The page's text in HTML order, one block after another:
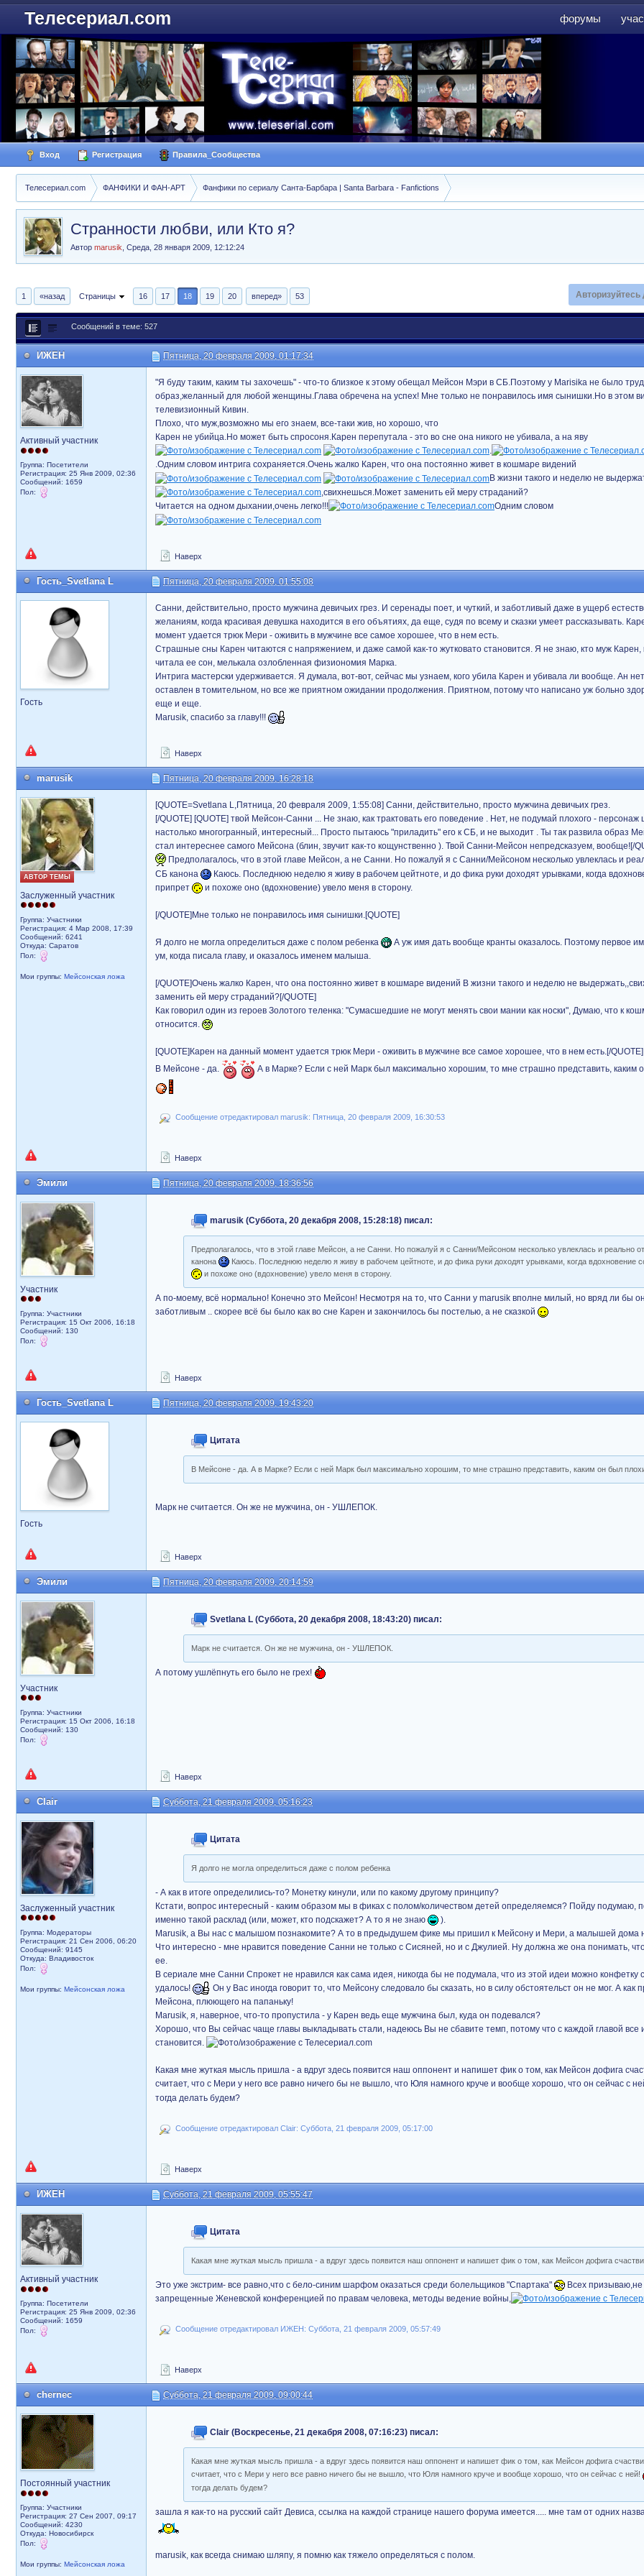
форумы
Телесериал.com
Вход Регистрация Правила_Сообщества
Телесериал.com ФАНФИКИ И ФАН-АРТ Фанфики по сериалу Санта-Барбара | Santa Barbara - Fanfictions
Странности любви, или Кто я?
Автор marusik Среда, 28 января 2009, 12:12:24
1 «назад Страницы 16 17 18 19 20 вперед» 53 Авторизуйтесь
Сообщений в теме: 527
ИЖЕН Пятница, 20 февраля 2009, 01:17:34
Активный участник
Группа: Посетители
Регистрация: 25 Янв 2009, 02:36
Сообщений: 1659
Пол:
"Я буду таким, каким ты захочешь" - что-то близкое к этому обещал Мейсон Мэри в СБ.Поэтому у Marisika не было
образ,желанный для любой женщины.Глава обречена на успех! Мне только не понравилось имя сынишки.Но в этом
телевизионный Кивин.
Плохо, что муж,возможно мы его знаем, все-таки жив, но хорошо, что
Карен не убийца.Но может быть спросоня.Карен перепутала - это во сне она никого не убивала, а на яву
.
.Одним словом интрига сохраняется.Очень жалко Карен, что она постоянно живет в кошмаре видений
В жизни такого и неделю не
,свихнешься.Может заменить ей меру страданий?
Читается на одном дыхании,очень легко!!!
Одним словом
Наверх
Гость_Svetlana L Пятница, 20 февраля 2009, 01:55:08
Гость
Санни, действительно, просто мужчина девичьих грез. И серенады поет, и чуткий, и заботливый даже в ущерб
желаниям, когда красивая девушка находится в его объятиях, да еще, судя по всему и сказки умеет рассказывать.
момент удается трюк Мери - оживить в мужчине все самое хорошее, что в нем есть.
Страшные сны Карен читаются с напряжением, и даже самой как-то жутковато становится. Я не знаю, кто муж Карен,
читала ее сон, мелькала озлобленная физиономия Марка.
Интрига мастерски удерживается. Я думала, вот-вот, сейчас мы узнаем, кого убила Карен и убивала ли вообще. Ан
оставлен в томительном, но все же приятном ожидании продолжения. Приятном, потому что написано уж больно
еще и еще.
Marusik, спасибо за главу!!!
Наверх
marusik Пятница, 20 февраля 2009, 16:28:18
АВТОР ТЕМЫ
Заслуженный участник
Группа: Участники
Регистрация: 4 Мар 2008, 17:39
Сообщений: 6241
Откуда: Саратов
Пол:
Мои группы: Мейсонская ложа
[QUOTE=Svetlana L,Пятница, 20 февраля 2009, 1:55:08] Санни, действительно, просто мужчина девичьих грез.
[/QUOTE] [QUOTE] твой Мейсон-Санни ... Не знаю, как трактовать его поведение . Нет, не подумай плохого -
настолько многогранный, интересный... Просто пытаюсь "приладить" его к СБ, и не выходит . Ты так развила образ
стал интереснее самого Мейсона (блин, звучит как-то кощунственно ). Твой Санни-Мейсон непредсказуем, вообще![/
Предполагалось, что в этой главе Мейсон, а не Санни. Но пожалуй я с Санни/Мейсоном несколько увлеклась и
СБ канона
Каюсь. Последнюю неделю я живу в рабочем цейтноте, и до фика руки доходят урывками, когда
припрет
и похоже оно (вдохновение) увело меня в сторону.
[/QUOTE]Мне только не понравилось имя сынишки.[QUOTE]
Я долго не могла определиться даже с полом ребенка
А уж имя дать вообще кранты оказалось. Поэтому первое
ум, когда писала главу, и оказалось именем малыша.
[/QUOTE]Очень жалко Карен, что она постоянно живет в кошмаре видений В жизни такого и неделю не
заменить ей меру страданий?[/QUOTE]
Как говорил один из героев Золотого теленка: "Сумасшедшие не могут менять свои мании как носки", Думаю, что к
относится.
[QUOTE]Карен на данный момент удается трюк Мери - оживить в мужчине все самое хорошее, что в нем есть.[/QUOTE]
В Мейсоне - да.
А в Марке? Если с ней Марк был максимально хорошим, то мне страшно представить, каким
Сообщение отредактировал marusik: Пятница, 20 февраля 2009, 16:30:53
Наверх
Эмили Пятница, 20 февраля 2009, 18:36:56
Участник
Группа: Участники
Регистрация: 15 Окт 2006, 16:18
Сообщений: 130
Пол:
marusik (Суббота, 20 декабря 2008, 15:28:18) писал:
Предполагалось, что в этой главе Мейсон, а не Санни. Но пожалуй я с Санни/Мейсоном несколько увлеклась и реально
канона
Каюсь. Последнюю неделю я живу в рабочем цейтноте, и до фика руки доходят урывками, когда вдохновение
и похоже оно (вдохновение) увело меня в сторону.
А по-моему, всё нормально! Конечно это Мейсон! Несмотря на то, что Санни у marusik вполне милый, но вряд ли бы
заботливым .. скорее всё бы было как во сне Карен и закончилось бы постелью, а не сказкой
Наверх
Гость_Svetlana L Пятница, 20 февраля 2009, 19:43:20
Гость
Цитата
В Мейсоне - да. А в Марке? Если с ней Марк был максимально хорошим, то мне страшно представить, каким он был
Марк не считается. Он же не мужчина, он - УШЛЕПОК.
Наверх
Эмили Пятница, 20 февраля 2009, 20:14:59
Участник
Группа: Участники
Регистрация: 15 Окт 2006, 16:18
Сообщений: 130
Пол:
Svetlana L (Суббота, 20 декабря 2008, 18:43:20) писал:
Марк не считается. Он же не мужчина, он - УШЛЕПОК.
А потому ушлёпнуть его было не грех!
Наверх
Clair Суббота, 21 февраля 2009, 05:16:23
Заслуженный участник
Группа: Модераторы
Регистрация: 21 Сен 2006, 06:20
Сообщений: 9145
Откуда: Владивосток
Пол:
Мои группы: Мейсонская ложа
Цитата
Я долго не могла определиться даже с полом ребенка
- А как в итоге определились-то? Монетку кинули, или по какому другому принципу?
Кстати, вопрос интересный - каким образом мы в фиках с полом/количеством детей определяемся? Пойду подумаю,
именно такой расклад (или, может, кто подскажет? А то я не знаю
).
Marusik, а Вы нас с малышом познакомите? А то в предыдушем фике мы пришил к Мейсону и Мери, а малышей дома
Что интересно - мне нравится поведение Санни не только с Сисяней, но и с Джулией. Ну должна же она понимать,
ее.
В сериале мне Санни Спрокет не нравился как сама идея, никогда бы не подумала, что из этой идеи можно конфетку
удалось!
Он у Вас иногда говорит то, что Мейсону следовало бы сказать, но в силу обстоятельст он не мог. А как
Мейсона, плюющего на папаньку!
Marusik, я, наверное, что-то пропустила - у Карен ведь еще мужчина был, куда он подевался?
Хорошо, что Вы сейчас чаще главы выкладывать стали, надеюсь Вы не сбавите темп, потому что с каждой главой все
становится.
Какая мне жуткая мысль пришла - а вдруг здесь появится наш оппонент и напишет фик о том, как Мейсон дофига
считает, что с Мери у него все равно ничего бы не вышло, что Юля намного круче и вообще хорошо, что он сейчас с
тогда делать будем?
Сообщение отредактировал Clair: Суббота, 21 февраля 2009, 05:17:00
Наверх
ИЖЕН Суббота, 21 февраля 2009, 05:55:47
Активный участник
Группа: Посетители
Регистрация: 25 Янв 2009, 02:36
Сообщений: 1659
Пол:
Цитата
Какая мне жуткая мысль пришла - а вдруг здесь появится наш оппонент и напишет фик о том, как Мейсон дофига
Это уже экстрим- все равно,что с бело-синим шарфом оказаться среди болельщиков "Спартака"
Всех
запрещенные Женевской конференцией по правам человека, методы ведение войны,
Сообщение отредактировал ИЖЕН: Суббота, 21 февраля 2009, 05:57:49
Наверх
chernec Суббота, 21 февраля 2009, 09:00:44
Постоянный участник
Группа: Участники
Регистрация: 27 Сен 2007, 09:17
Сообщений: 4230
Откуда: Новосибирск
Пол:
Мои группы: Мейсонская ложа
Clair (Воскресенье, 21 декабря 2008, 07:16:23) писал:
Какая мне жуткая мысль пришла - а вдруг здесь появится наш оппонент и напишет фик о том, как Мейсон дофига
считает, что с Мери у него все равно ничего бы не вышло, что Юля намного круче и вообще хорошо, что он сейчас с ней!
тогда делать будем?
зашла я как-то на русский сайт Девиса, ссылка на каждой странице нашего форума имеется..... мне там от одних
marusik, как всегда снимаю шляпу, я помню как тяжело определяться с полом.